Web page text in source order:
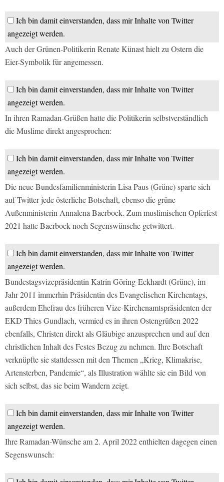
Ich bin damit einverstanden, dass mir Inhalte von Twitter
angezeigt werden.
Auch der Grünen-Politikerin Renate Künast hielt zu Ostern die
Eier-Symbolik für angemessen.
Ich bin damit einverstanden, dass mir Inhalte von Twitter
angezeigt werden.
In ihren Ramadan-Grüßen hatte die Politikerin selbstverständlich
die Muslime direkt angesprochen:
Ich bin damit einverstanden, dass mir Inhalte von Twitter
angezeigt werden.
Die neue Bundesfamilienministerin Lisa Paus (Grüne) sparte sich
auf Twitter jede österliche Botschaft, ebenso die grüne
Außenministerin Annalena Baerbock. Zum muslimischen Opferfest
2021 hatte Baerbock noch Segenswünsche getwittert.
Ich bin damit einverstanden, dass mir Inhalte von Twitter
angezeigt werden.
Bundestagsvizepräsidentin Katrin Göring-Eckhardt (Grüne), im
Jahr 2011 immerhin Präsidentin des Evangelischen Kirchentags,
außerdem Ehefrau des früheren Vize-Kirchenamtspräsidenten der
EKD Thies Gundlach, vermied es in ihren Ostengrüßen 2022
ebenfalls, Christen direkt als Gläubige anzusprechen und auf den
christlichen Inhalt des Festes Bezug zu nehmen. Ihre Botschaft
verknüpfte sie stattdessen mit den Themen „Krieg, Klimakrise,
Artensterben, Pandemie“, als Illustration wählte sie ein Bild von
sich selbst, das sie beim Wandern zeigt.
Ich bin damit einverstanden, dass mir Inhalte von Twitter
angezeigt werden.
Ihre Ramadan-Wünsche am 2. April 2022 enthielten dagegen einen
Segenswunsch: